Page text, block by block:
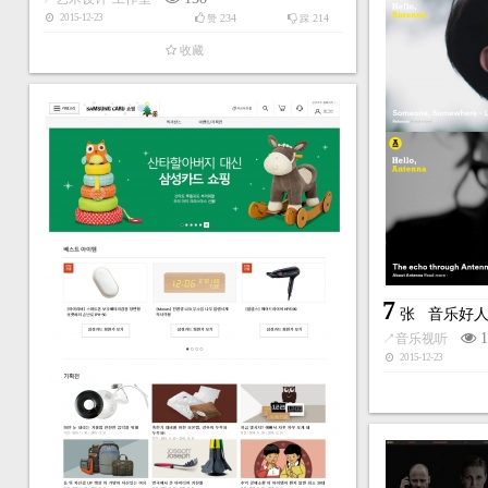
2015-12-23 踩 214
赞 234
收藏
7 张 音乐好
↗音乐视听
2015-12-23